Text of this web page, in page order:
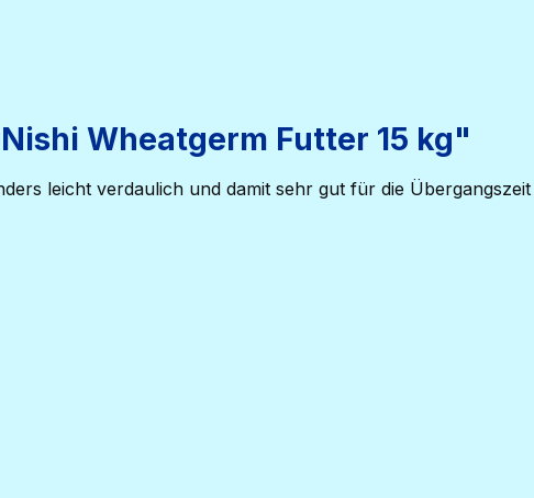
Wheatgerm Futter 15 kg"
leicht verdaulich und damit sehr gut für die